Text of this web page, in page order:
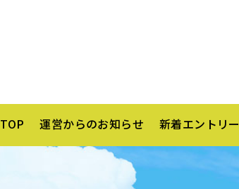
TOP 運営からのお知らせ 新着エントリー